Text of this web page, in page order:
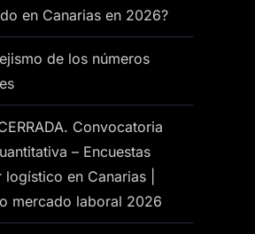
en Canarias en 2026?
de los números
Convocatoria
– Encuestas
logístico en Canarias |
mercado laboral 2026